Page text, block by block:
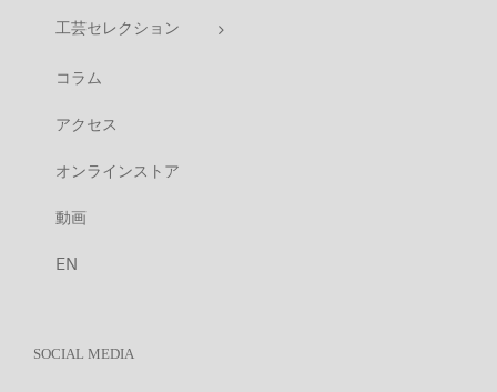
工芸セレクション
コラム
アクセス
オンラインストア
動画
EN
SOCIAL MEDIA